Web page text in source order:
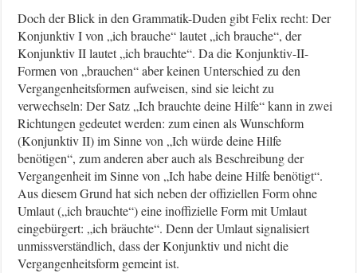
Doch der Blick in den Grammatik-Duden gibt Felix recht: Der
Konjunktiv I von „ich brauche“ lautet „ich brauche“, der
Konjunktiv II lautet „ich brauchte“. Da die Konjunktiv-II-
Formen von „brauchen“ aber keinen Unterschied zu den
Vergangenheitsformen aufweisen, sind sie leicht zu
verwechseln: Der Satz „Ich brauchte deine Hilfe“ kann in zwei
Richtungen gedeutet werden: zum einen als Wunschform
(Konjunktiv II) im Sinne von „Ich würde deine Hilfe
benötigen“, zum anderen aber auch als Beschreibung der
Vergangenheit im Sinne von „Ich habe deine Hilfe benötigt“.
Aus diesem Grund hat sich neben der offiziellen Form ohne
Umlaut („ich brauchte“) eine inoffizielle Form mit Umlaut
eingebürgert: „ich bräuchte“. Denn der Umlaut signalisiert
unmissverständlich, dass der Konjunktiv und nicht die
Vergangenheitsform gemeint ist.